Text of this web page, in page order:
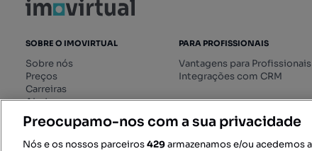
SOBRE O IMOVIRTUAL
Sobre nós
Preços
Carreiras
Ajuda
Livro de Reclamações online
Regulamento dos Serviços
Digitais
PARA PROFISSIONAIS
Vantagens para Profissionais
Integrações com CRM
Preocupamo-nos com a sua privacidade
Nós e os nossos parceiros429armazenamos e/ou acedemos